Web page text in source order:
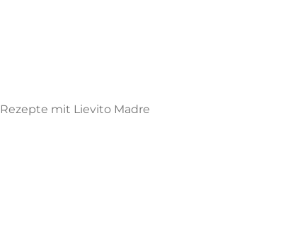
Rezepte mit Lievito Madre